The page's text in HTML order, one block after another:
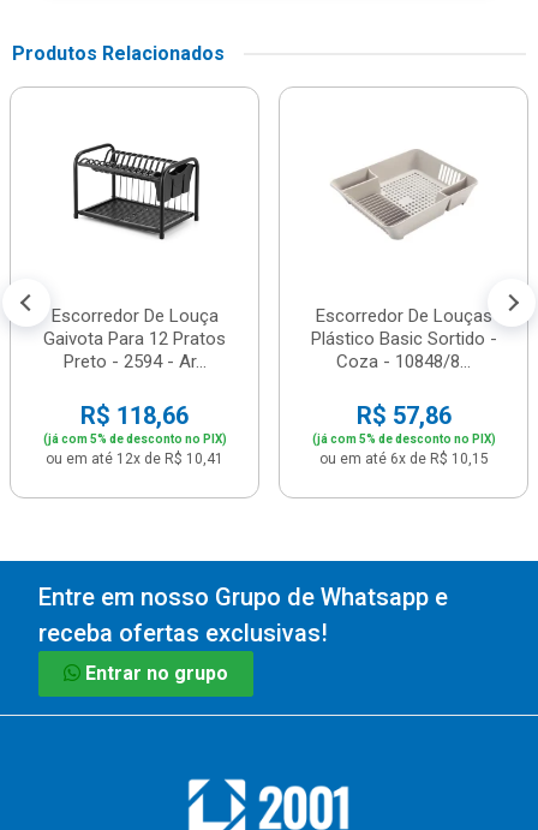
Produtos Relacionados
Escorredor De Louça
Gaivota Para 12 Pratos
Preto - 2594 - Ar...
R$ 118,66
(já com 5% de desconto no PIX)
ou em até 12x de R$ 10,41
Escorredor De Louças
Plástico Basic Sortido -
Coza - 10848/8...
R$ 57,86
(já com 5% de desconto no PIX)
ou em até 6x de R$ 10,15
Entre em nosso Grupo de Whatsapp e
receba ofertas exclusivas!
Entrar no grupo